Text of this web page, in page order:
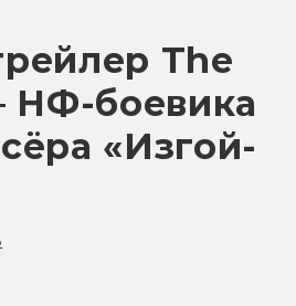
The
НФ-боевика
«Изгой-